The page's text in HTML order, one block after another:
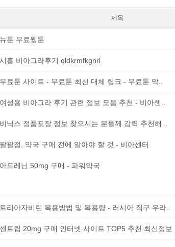
제목
뉴툰 무료웹툰
시흥 비아그라후기 qldkrmfkgnrl
무료툰 사이트 - 무료툰 최신 대체 링크 - 무료툰 막..
여성용 비아그라 후기 관련 정보 모음 추천 - 비아센..
비닉스 정품포장 정보 찾으시는 분들께 강력 추천해 ..
팔팔정, 약국 구매 전에 알아야 할 것 - 비아센터
아드레닌 50mg 구매 - 파워약국
트리아자비린 복용방법 및 복용량 - 러시아 직구 우라..
센트립 20mg 구매 인터넷 사이트 TOP5 추천 최신정보 ..